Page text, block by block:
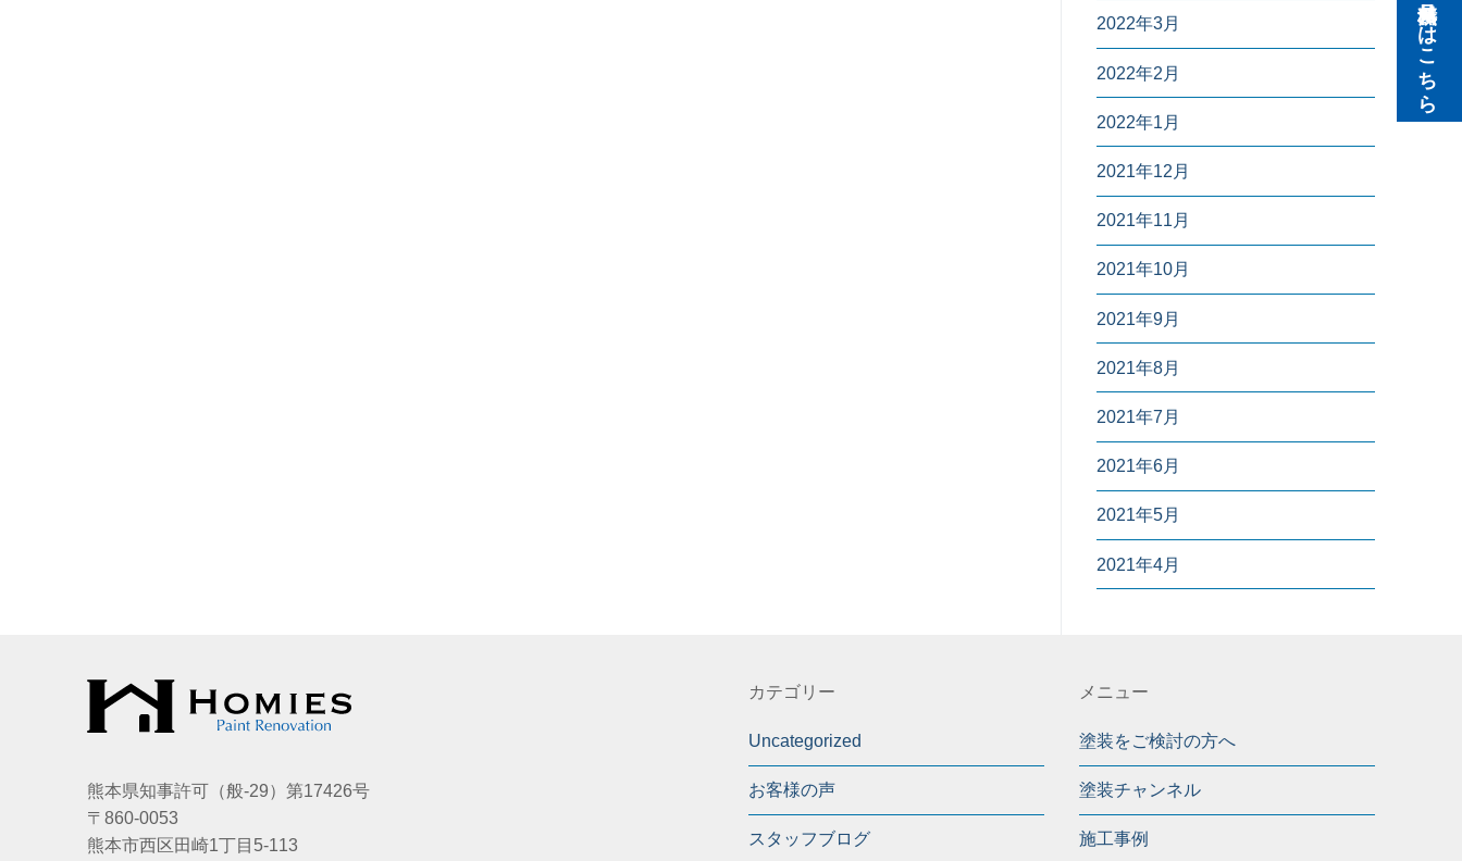
2022年3月
2022年2月
2022年1月
2021年12月
2021年11月
2021年10月
2021年9月
2021年8月
2021年7月
2021年6月
2021年5月
2021年4月
熊本県知事許可（般-29）第17426号
〒860-0053
熊本市西区田崎1丁目5-113
カテゴリー
Uncategorized
お客様の声
スタッフブログ
メニュー
塗装をご検討の方へ
塗装チャンネル
施工事例
無料見積りはこちら